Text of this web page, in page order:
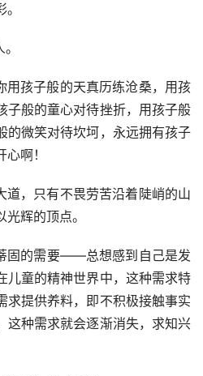
用孩子般的天真历练沧桑，用孩
子般的童心对待挫折，用孩子般
的微笑对待坎坷，永远拥有孩子
啊！
道，只有不畏劳苦沿着陡峭的山
辉的顶点。
固的需要——总想感到自己是发
儿童的精神世界中，这种需求特
求提供养料，即不积极接触事实
这种需求就会逐渐消失，求知兴